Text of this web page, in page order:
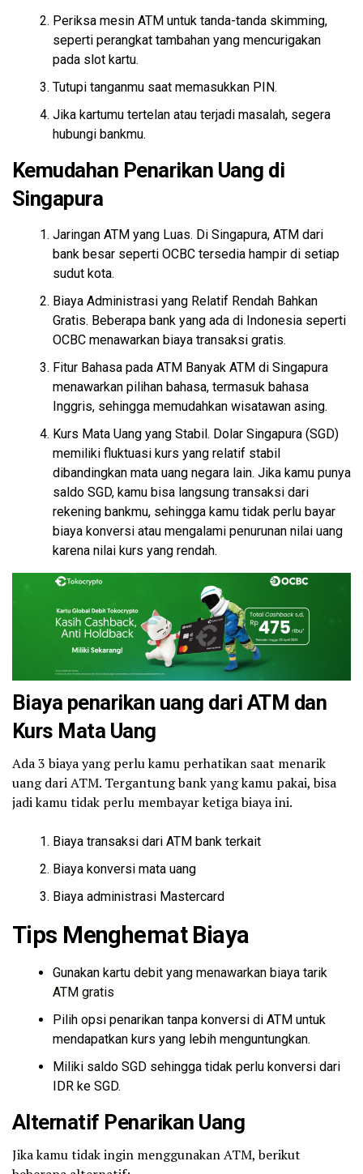
Periksa mesin ATM untuk tanda-tanda skimming,
seperti perangkat tambahan yang mencurigakan
pada slot kartu.
Tutupi tanganmu saat memasukkan PIN.
Jika kartumu tertelan atau terjadi masalah, segera
hubungi bankmu.
Kemudahan Penarikan Uang di
Singapura
Jaringan ATM yang Luas. Di Singapura, ATM dari
bank besar seperti OCBC tersedia hampir di setiap
sudut kota.
Biaya Administrasi yang Relatif Rendah Bahkan
Gratis. Beberapa bank yang ada di Indonesia seperti
OCBC menawarkan biaya transaksi gratis.
Fitur Bahasa pada ATM Banyak ATM di Singapura
menawarkan pilihan bahasa, termasuk bahasa
Inggris, sehingga memudahkan wisatawan asing.
Kurs Mata Uang yang Stabil. Dolar Singapura (SGD)
memiliki fluktuasi kurs yang relatif stabil
dibandingkan mata uang negara lain. Jika kamu punya
saldo SGD, kamu bisa langsung transaksi dari
rekening bankmu, sehingga kamu tidak perlu bayar
biaya konversi atau mengalami penurunan nilai uang
karena nilai kurs yang rendah.
Biaya penarikan uang dari ATM dan
Kurs Mata Uang
Ada 3 biaya yang perlu kamu perhatikan saat menarik
uang dari ATM. Tergantung bank yang kamu pakai, bisa
jadi kamu tidak perlu membayar ketiga biaya ini.
Biaya transaksi dari ATM bank terkait
Biaya konversi mata uang
Biaya administrasi Mastercard
Tips Menghemat Biaya
Gunakan kartu debit yang menawarkan biaya tarik
ATM gratis
Pilih opsi penarikan tanpa konversi di ATM untuk
mendapatkan kurs yang lebih menguntungkan.
Miliki saldo SGD sehingga tidak perlu konversi dari
IDR ke SGD.
Alternatif Penarikan Uang
Jika kamu tidak ingin menggunakan ATM, berikut